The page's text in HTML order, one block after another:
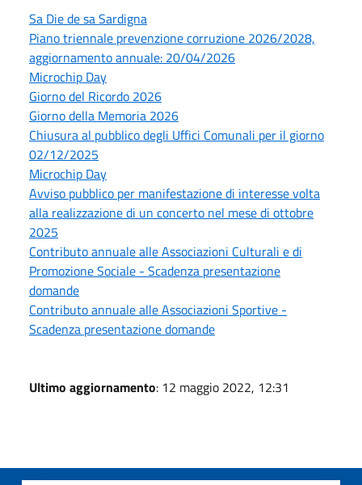
Sa Die de sa Sardigna
Piano triennale prevenzione corruzione 2026/2028,
aggiornamento annuale: 20/04/2026
Microchip Day
Giorno del Ricordo 2026
Giorno della Memoria 2026
Chiusura al pubblico degli Uffici Comunali per il giorno
02/12/2025
Microchip Day
Avviso pubblico per manifestazione di interesse volta
alla realizzazione di un concerto nel mese di ottobre
2025
Contributo annuale alle Associazioni Culturali e di
Promozione Sociale - Scadenza presentazione
domande
Contributo annuale alle Associazioni Sportive -
Scadenza presentazione domande
Ultimo aggiornamento: 12 maggio 2022, 12:31